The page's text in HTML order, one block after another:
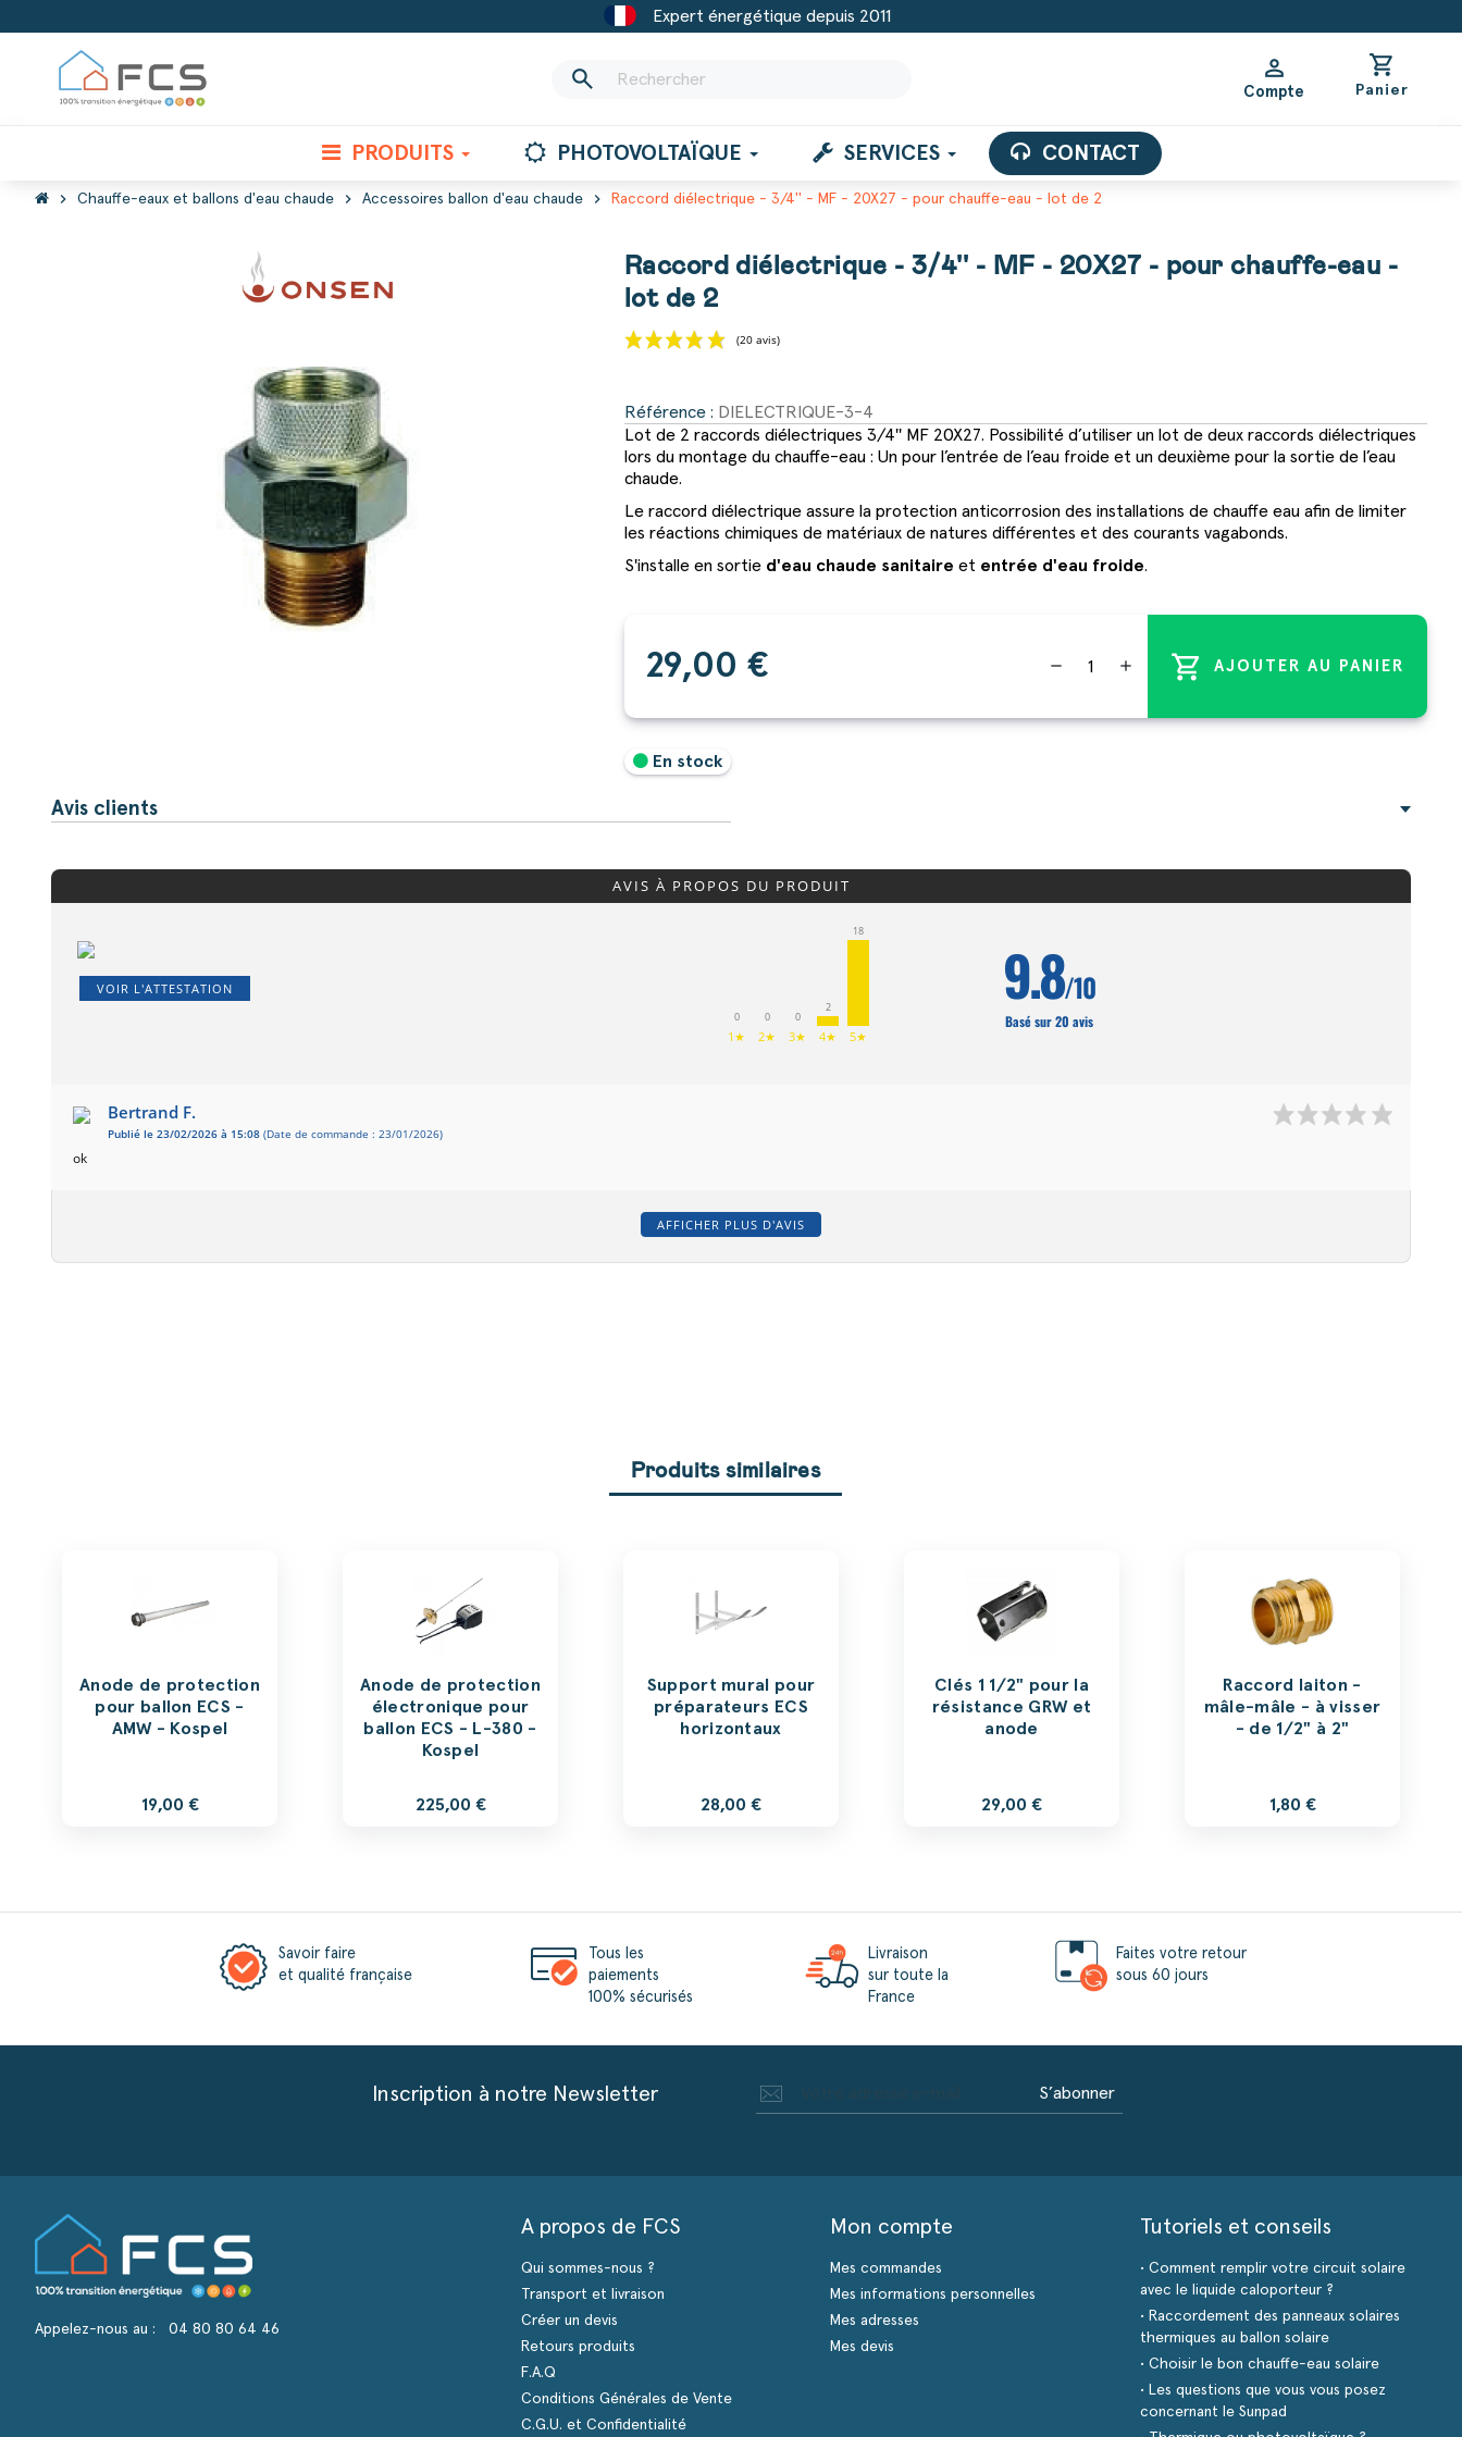
Expert énergétique depuis 2011
search person
Compte
shopping_cart
Panier
PRODUITS PHOTOVOLTAÏQUE SERVICES CONTACT
chevron_right Chauffe-eaux et ballons d'eau chaude chevron_right Accessoires ballon d'eau chaude chevron_right Raccord diélectrique - 3/4'' - MF - 20X27 - pour chauffe-eau - lot de 2
Raccord diélectrique - 3/4'' - MF - 20X27 - pour chauffe-eau -
lot de 2
Référence : DIELECTRIQUE-3-4
Lot de 2 raccords diélectriques 3/4'' MF 20X27. Possibilité d’utiliser un lot de deux raccords diélectriques
lors du montage du chauffe-eau : Un pour l’entrée de l’eau froide et un deuxième pour la sortie de l’eau
chaude.
Le raccord diélectrique assure la protection anticorrosion des installations de chauffe eau afin de limiter
les réactions chimiques de matériaux de natures différentes et des courants vagabonds.
S'installe en sortie d'eau chaude sanitaire et entrée d'eau froide.
29,00 € remove add shopping_cart AJOUTER AU PANIER
En stock
Avis clients
AVIS À PROPOS DU PRODUIT
VOIR L'ATTESTATION
0
1★
0
2★
0
3★
2
4★
18
5★
9.8/10
Basé sur 20 avis
Bertrand F.
Publié le 23/02/2026 à 15:08 (Date de commande : 23/01/2026)
ok
AFFICHER PLUS D'AVIS
Produits similaires
Anode de protection
pour ballon ECS -
AMW - Kospel
19,00 €
Anode de protection
électronique pour
ballon ECS - L-380 -
Kospel
225,00 €
Support mural pour
préparateurs ECS
horizontaux
28,00 €
Clés 1 1/2" pour la
résistance GRW et
anode
29,00 €
Raccord laiton -
mâle-mâle - à visser
- de 1/2" à 2"
1,80 €
Savoir faire
et qualité française
Tous les
paiements
100% sécurisés
Livraison
sur toute la
France
Faites votre retour
sous 60 jours
Inscription à notre Newsletter S’abonner
Appelez-nous au : 04 80 80 64 46
A propos de FCS
Qui sommes-nous ?
Transport et livraison
Créer un devis
Retours produits
F.A.Q
Conditions Générales de Vente
C.G.U. et Confidentialité
Mon compte
Mes commandes
Mes informations personnelles
Mes adresses
Mes devis
Tutoriels et conseils
• Comment remplir votre circuit solaire
avec le liquide caloporteur ?
• Raccordement des panneaux solaires
thermiques au ballon solaire
• Choisir le bon chauffe-eau solaire
• Les questions que vous vous posez
concernant le Sunpad